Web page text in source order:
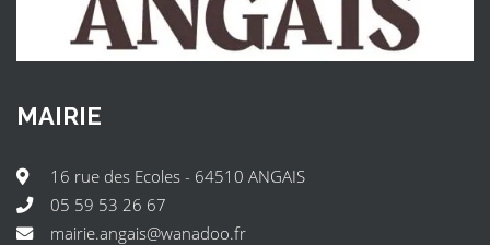
MAIRIE
16 rue des Ecoles - 64510 ANGAIS
05 59 53 26 67
mairie.angais@wanadoo.fr